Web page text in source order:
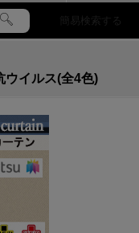
簡易検索する
ウイルス(全4色)